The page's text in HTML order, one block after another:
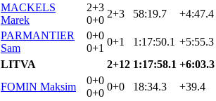
MACKELS
Marek
2+3
0+0
2+3 58:19.7 +4:47.4
PARMANTIER
Sam
0+0
0+1
0+1 1:17:50.1 +5:55.3
LITVA 2+12 1:17:58.1 +6:03.3
FOMIN Maksim
0+0
0+0
0+0 18:34.3 +39.4